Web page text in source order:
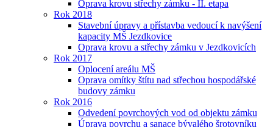
Oprava krovu střechy zámku - II. etapa
Rok 2018
Stavební úpravy a přístavba vedoucí k navýšení
kapacity MŠ Jezdkovice
Oprava krovu a střechy zámku v Jezdkovicích
Rok 2017
Oplocení areálu MŠ
Oprava omítky štítu nad střechou hospodářské
budovy zámku
Rok 2016
Odvedení povrchových vod od objektu zámku
Úprava povrchu a sanace bývalého šrotovníku